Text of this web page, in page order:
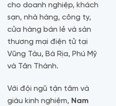
cho doanh nghiệp, khách
sạn, nhà hàng, công ty,
cửa hàng bán lẻ và sàn
thương mại điện tử tại
Vũng Tàu, Bà Rịa, Phú Mỹ
và Tân Thành.
Với đội ngũ tận tâm và
giàu kinh nghiệm, Nam